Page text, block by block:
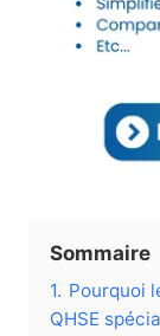
Sommaire
1. Pourquoi
QHSE